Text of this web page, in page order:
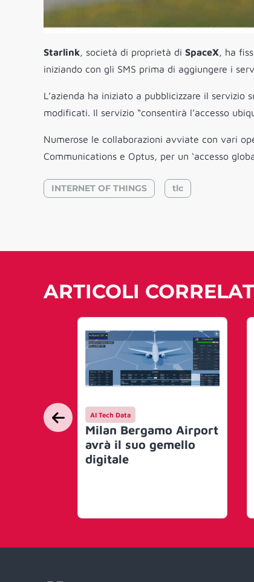
Starlink, società di proprietà di SpaceX, ha
iniziando con gli SMS prima di aggiungere i
L’azienda ha iniziato a pubblicizzare il
modificati. Il servizio “consentirà l’accesso
Numerose le collaborazioni avviate con vari
Communications e Optus, per un ‘accesso
INTERNET OF THINGS tlc
ARTICOLI
AI Tech Data
Milan Bergamo Airport
avrà il suo gemello
digitale